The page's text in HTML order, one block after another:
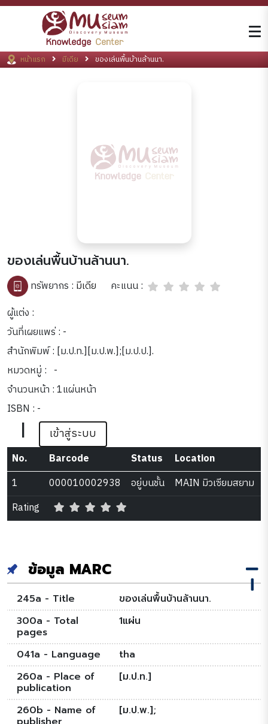
หน้าแรก มีเดีย ของเล่นพื้นบ้านล้านนา.
ของเล่นพื้นบ้านล้านนา.
ทรัพยากร : มีเดีย
คะแนน :
ผู้แต่ง :
วันที่เผยแพร่ : -
สำนักพิมพ์ : [ม.ป.ท.][ม.ป.พ.];[ม.ป.ป.].
หมวดหมู่ : -
จำนวนหน้า : 1แผ่นหน้า
ISBN : -
| เข้าสู่ระบบ
No. Barcode Status
Location
1
000010002938 อยู่บนชั้น
MAIN มิวเซียมสยาม
Rating
ข้อมูล MARC
245a - Title
ของเล่นพื้นบ้านล้านนา.
300a - Total
pages
1แผ่น
041a - Language
tha
260a - Place of
publication
[ม.ป.ท.]
260b - Name of [ม.ป.พ.];